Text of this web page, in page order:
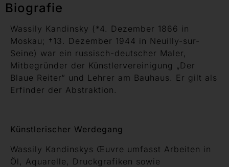
Biografie
Wassily Kandinsky (*4. Dezember 1866 in
Moskau; †13. Dezember 1944 in Neuilly-sur-
Seine) war ein russisch-deutscher Maler,
Mitbegründer der Künstlervereinigung „Der
Blaue Reiter“ und Lehrer am Bauhaus. Er gilt als
Erfinder der Abstraktion.
Künstlerischer Werdegang
Wassily Kandinskys Œuvre umfasst Arbeiten in
Öl, Aquarelle, Druckgrafiken sowie